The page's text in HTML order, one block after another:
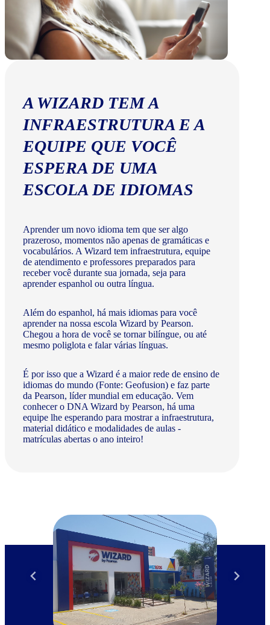
A WIZARD TEM A
INFRAESTRUTURA E A
EQUIPE QUE VOCÊ
ESPERA DE UMA
ESCOLA DE IDIOMAS
Aprender um novo idioma tem que ser algo
prazeroso, momentos não apenas de gramáticas e
vocabulários. A Wizard tem infraestrutura, equipe
de atendimento e professores preparados para
receber você durante sua jornada, seja para
aprender espanhol ou outra língua.
Além do espanhol, há mais idiomas para você
aprender na nossa escola Wizard by Pearson.
Chegou a hora de você se tornar bilíngue, ou até
mesmo poliglota e falar várias línguas.
É por isso que a Wizard é a maior rede de ensino de
idiomas do mundo (Fonte: Geofusion) e faz parte
da Pearson, líder mundial em educação. Vem
conhecer o DNA Wizard by Pearson, há uma
equipe lhe esperando para mostrar a infraestrutura,
material didático e modalidades de aulas -
matrículas abertas o ano inteiro!